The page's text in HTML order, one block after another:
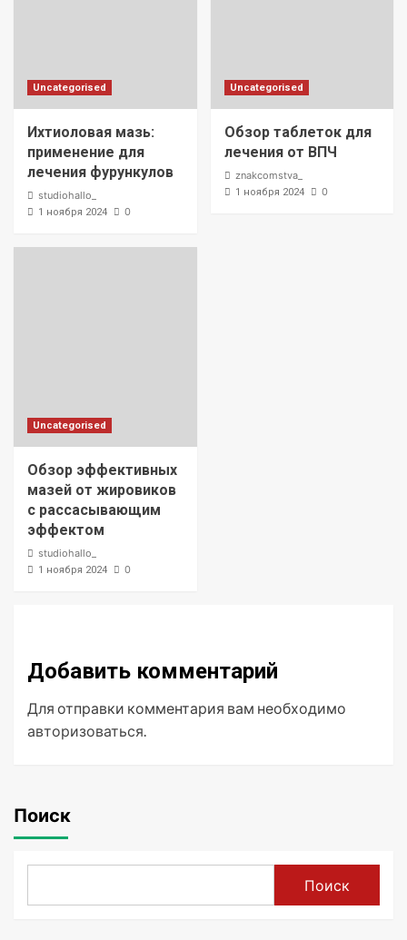
Uncategorised
Ихтиоловая мазь:
применение для
лечения фурункулов
studiohallo_
1 ноября 2024 0
Uncategorised
Обзор таблеток для
лечения от ВПЧ
znakcomstva_
1 ноября 2024 0
Uncategorised
Обзор эффективных
мазей от жировиков
с рассасывающим
эффектом
studiohallo_
1 ноября 2024 0
Добавить комментарий
Для отправки комментария вам необходимо
авторизоваться.
Поиск
Поиск